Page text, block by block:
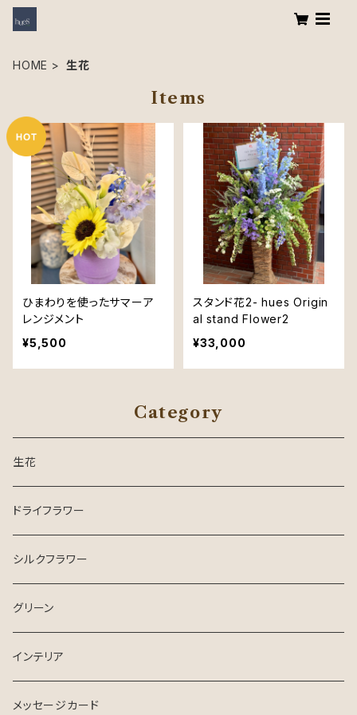
HOME 生花
Items
ひまわりを使ったサマーア
レンジメント
¥5,500
スタンド花2- hues Origin
al stand Flower2
¥33,000
Category
生花
ドライフラワー
シルクフラワー
グリーン
インテリア
メッセージカード